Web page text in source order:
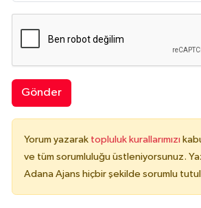
Gönder
Yorum yazarak topluluk kurallarımızı
ve tüm sorumluluğu üstleniyorsunuz.
Adana Ajans hiçbir şekilde sorumlu